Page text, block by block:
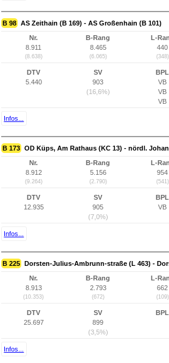
B 98 AS Zeithain (B 169) - AS Großenhain (B 101)
Nr.
8.911
(8.638)
B-Rang
8.465
(6.065)
L-
440
(348)
DTV
5.440
SV
903
(16,6%)
BPL
VB
VB
VB
Infos...
B 173 OD Küps, Am Rathaus (KC 13) - nördl.
Nr.
8.912
(9.264)
B-Rang
5.156
(2.790)
L-
954
(541)
DTV
12.935
SV
905
(7,0%)
BPL
VB
Infos...
B 225 Dorsten-Julius-Ambrunn-straße (L 463) -
Nr.
8.913
(10.353)
B-Rang
2.793
(672)
L-
662
(109)
DTV
25.697
SV
899
(3,5%)
BPL
Infos...